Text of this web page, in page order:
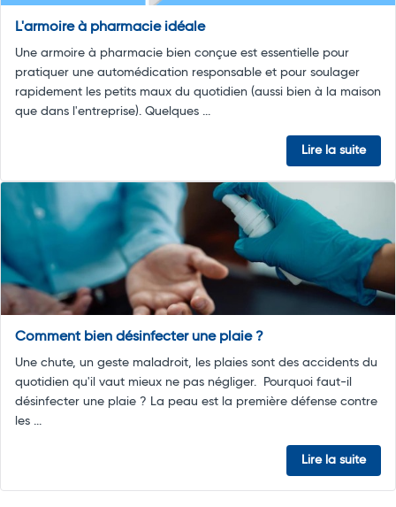
L'armoire à pharmacie idéale
Une armoire à pharmacie bien conçue est essentielle pour
pratiquer une automédication responsable et pour soulager
rapidement les petits maux du quotidien (aussi bien à la maison
que dans l'entreprise). Quelques ...
Lire la suite
Comment bien désinfecter une plaie ?
Une chute, un geste maladroit, les plaies sont des accidents du
quotidien qu'il vaut mieux ne pas négliger. Pourquoi faut-il
désinfecter une plaie ? La peau est la première défense contre
les ...
Lire la suite